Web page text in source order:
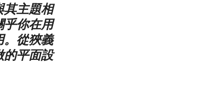
其主題相
乎你在用
。從狹義
的平面設